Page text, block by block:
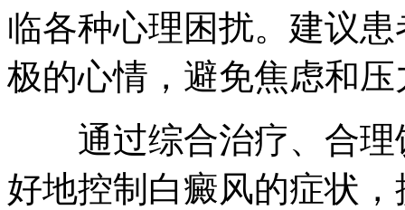
临各种心理困扰。建议
极的心情，避免焦虑和
通过综合治疗、合理
好地控制白癜风的症状